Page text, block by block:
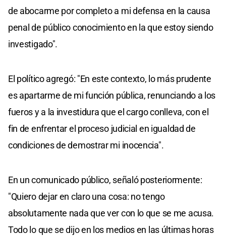
de abocarme por completo a mi defensa en la causa
penal de público conocimiento en la que estoy siendo
investigado".
El político agregó: "En este contexto, lo más prudente
es apartarme de mi función pública, renunciando a los
fueros y a la investidura que el cargo conlleva, con el
fin de enfrentar el proceso judicial en igualdad de
condiciones de demostrar mi inocencia".
En un comunicado público, señaló posteriormente:
"Quiero dejar en claro una cosa: no tengo
absolutamente nada que ver con lo que se me acusa.
Todo lo que se dijo en los medios en las últimas horas